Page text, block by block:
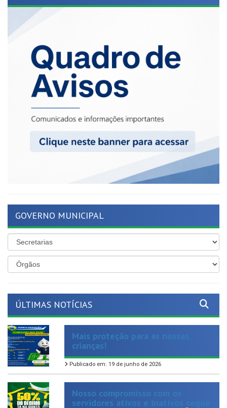
Mais proteção para as nossas
crianças!
Publicado em: 19 de junho de 2026
Nosso compromisso com os
servidores ativos e inativos segue
se mantendo firme e forte